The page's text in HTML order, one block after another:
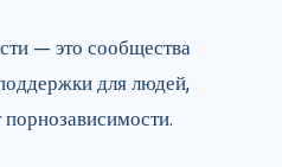
— это сообщества
для людей,